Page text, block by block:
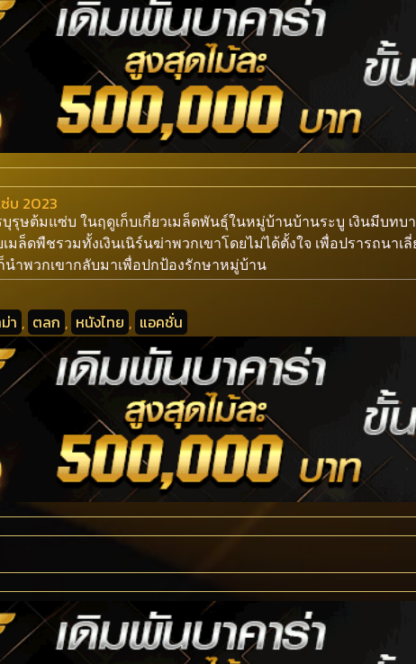
บ 2023
รบุรุษต้มแซ่บ ในฤดูเก็บเกี่ยวเมล็ดพันธุ์ในหมู่บ้านบ้านระบู เงินมีบ
มล็ดพืชรวมทั้งเงินเนิร์นฆ่าพวกเขาโดยไม่ได้ตั้งใจ เพื่อปรารถนา
นําพวกเขากลับมาเพื่อปกป้องรักษาหมู่บ้าน
า , ตลก , หนังไทย , แอคชั่น